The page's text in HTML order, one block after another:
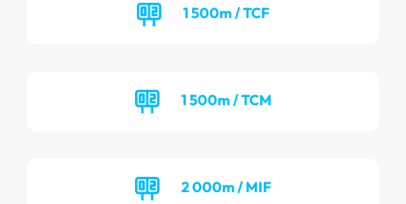
1 500m / TCF
1 500m / TCM
2 000m / MIF